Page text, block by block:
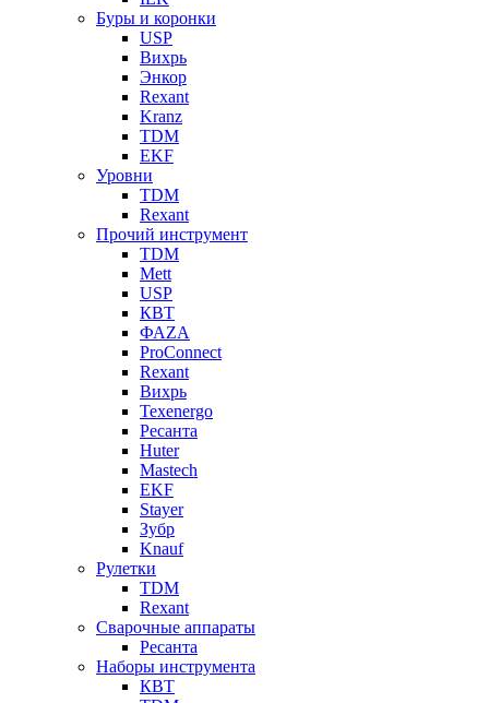
Буры и коронки
USP
Вихрь
Энкор
Rexant
Kranz
TDM
EKF
Уровни
TDM
Rexant
Прочий инструмент
TDM
Mett
USP
КВТ
ФАZА
ProConnect
Rexant
Вихрь
Texenergo
Ресанта
Huter
Mastech
EKF
Stayer
Зубр
Knauf
Рулетки
TDM
Rexant
Сварочные аппараты
Ресанта
Наборы инструмента
КВТ